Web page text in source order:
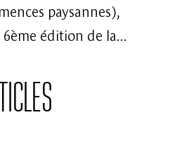
paysannes),
édition de la...